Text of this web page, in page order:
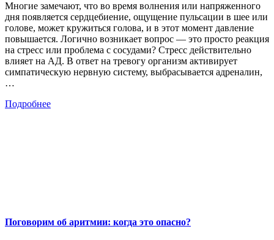
Многие замечают, что во время волнения или напряженного
дня появляется сердцебиение, ощущение пульсации в шее или
голове, может кружиться голова, и в этот момент давление
повышается. Логично возникает вопрос — это просто реакция
на стресс или проблема с сосудами? Стресс действительно
влияет на АД. В ответ на тревогу организм активирует
симпатическую нервную систему, выбрасывается адреналин,
…
Подробнее
Поговорим об аритмии: когда это опасно?